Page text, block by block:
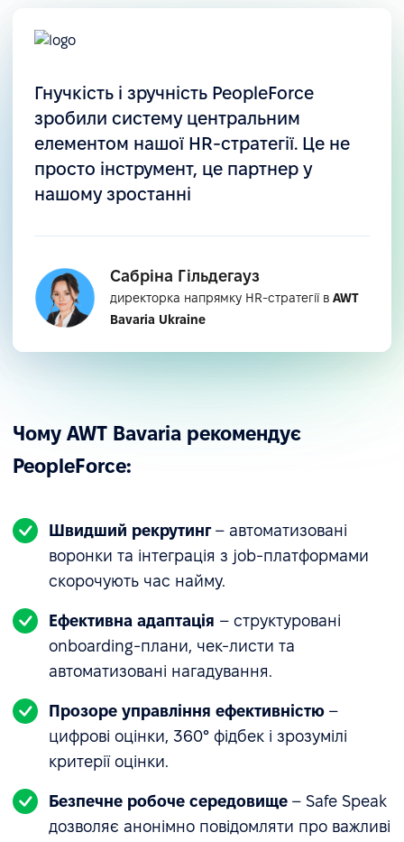
Гнучкість і зручність PeopleForce
зробили систему центральним
елементом нашої HR-стратегії. Це не
просто інструмент, це партнер у
нашому зростанні
Сабріна Гільдегауз
директорка напрямку HR-стратегії в AWT
Bavaria Ukraine
Чому AWT Bavaria рекомендує
PeopleForce:
Швидший рекрутинг– автоматизовані
воронки та інтеграція з job-платформами
скорочують час найму.
Ефективна адаптація – структуровані
onboarding-плани, чек-листи та
автоматизовані нагадування.
Прозоре управління ефективністю –
цифрові оцінки, 360° фідбек і зрозумілі
критерії оцінки.
Безпечне робоче середовище – Safe Speak
дозволяє анонімно повідомляти про важливі